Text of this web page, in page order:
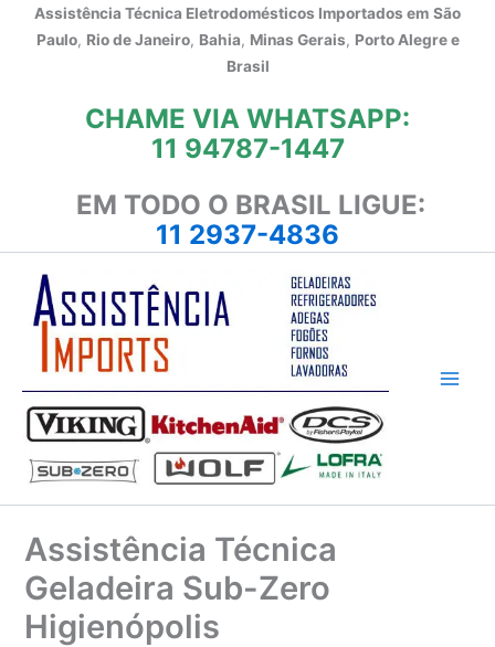
Assistência Técnica Eletrodomésticos Importados em São
Paulo, Rio de Janeiro, Bahia, Minas Gerais, Porto Alegre e
Brasil
CHAME VIA WHATSAPP:
11 94787-1447
EM TODO O BRASIL LIGUE:
11 2937-4836
Assistência Técnica
Geladeira Sub-Zero
Higienópolis